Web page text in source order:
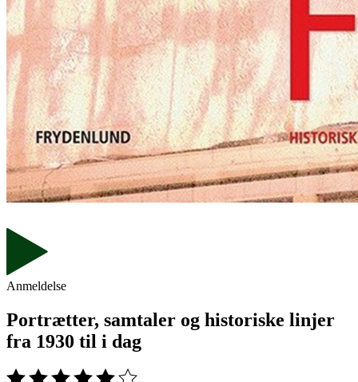
Anmeldelse
Portrætter, samtaler og historiske linjer
fra 1930 til i dag